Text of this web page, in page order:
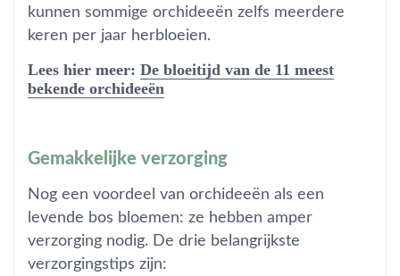
kunnen sommige orchideeën zelfs meerdere
keren per jaar herbloeien.
Lees hier meer: De bloeitijd van de 11 meest
bekende orchideeën
Gemakkelijke verzorging
Nog een voordeel van orchideeën als een
levende bos bloemen: ze hebben amper
verzorging nodig. De drie belangrijkste
verzorgingstips zijn: